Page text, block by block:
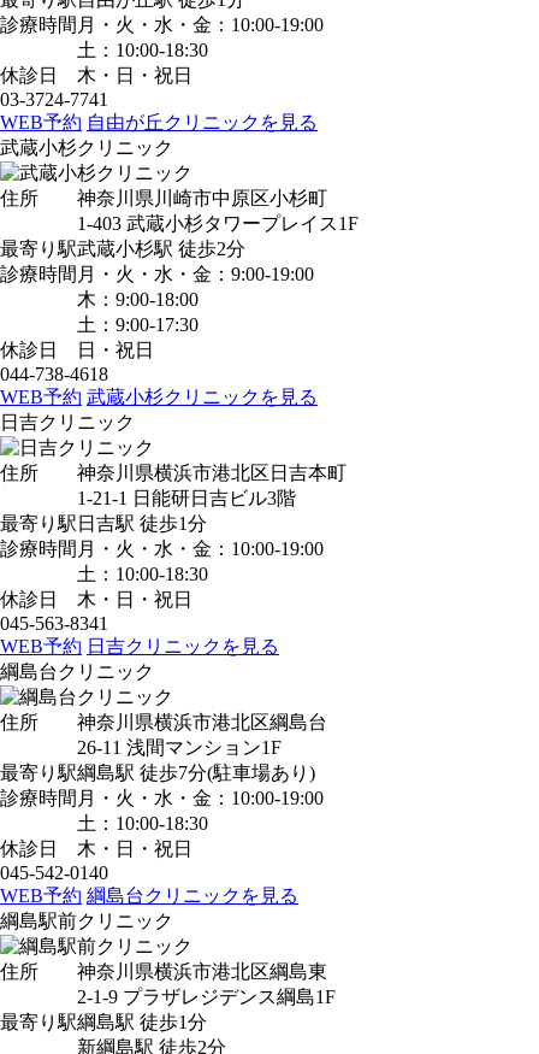
診療時間 月・火・水・金：10:00-19:00
土：10:00-18:30
休診日
木・日・祝日
03-3724-7741
WEB予約 自由が丘クリニックを見る
武蔵小杉クリニック
住所
神奈川県川崎市中原区小杉町
1-403 武蔵小杉タワープレイス1F
最寄り駅武蔵小杉駅 徒歩2分
診療時間 月・火・水・金：9:00-19:00
木：9:00-18:00
土：9:00-17:30
休診日
日・祝日
044-738-4618
WEB予約 武蔵小杉クリニックを見る
日吉クリニック
住所
神奈川県横浜市港北区日吉本町
1-21-1 日能研日吉ビル3階
最寄り駅 日吉駅 徒歩1分
診療時間 月・火・水・金：10:00-19:00
土：10:00-18:30
休診日
木・日・祝日
045-563-8341
WEB予約 日吉クリニックを見る
綱島台クリニック
住所
神奈川県横浜市港北区綱島台
26-11 浅間マンション1F
最寄り駅綱島駅 徒歩7分(駐車場あり)
診療時間 月・火・水・金：10:00-19:00
土：10:00-18:30
休診日
木・日・祝日
045-542-0140
WEB予約 綱島台クリニックを見る
綱島駅前クリニック
住所
神奈川県横浜市港北区綱島東
2-1-9 プラザレジデンス綱島1F
最寄り駅綱島駅 徒歩1分
新綱島駅 徒歩2分